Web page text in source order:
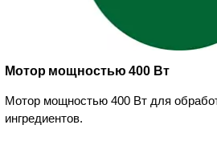
Мотор мощностью 400 Вт
Мотор мощностью 400 Вт для
ингредиентов.